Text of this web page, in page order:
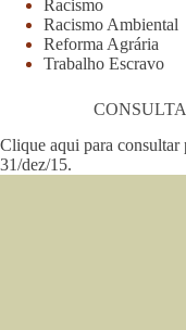
Racismo
Racismo Ambiental
Reforma Agrária
Trabalho Escravo
Clique aqui para consultar
31/dez/15.